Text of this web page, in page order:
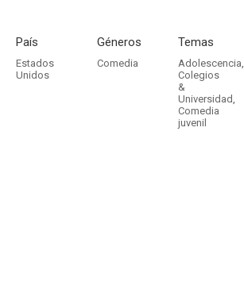
País
Estados
Unidos
Géneros
Comedia
Temas
Adolescencia,
Colegios
&
Universidad,
Comedia
juvenil